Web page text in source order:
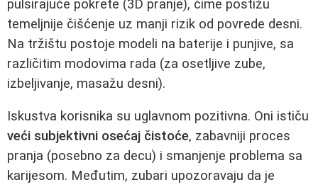
pulsirajuće pokrete (3D pranje), čime postižu
temeljnije čišćenje uz manji rizik od povrede desni.
Na tržištu postoje modeli na baterije i punjive, sa
različitim modovima rada (za osetljive zube,
izbeljivanje, masažu desni).
Iskustva korisnika su uglavnom pozitivna. Oni ističu
veći subjektivni osećaj čistoće, zabavniji proces
pranja (posebno za decu) i smanjenje problema sa
karijesom. Međutim, zubari upozoravaju da je